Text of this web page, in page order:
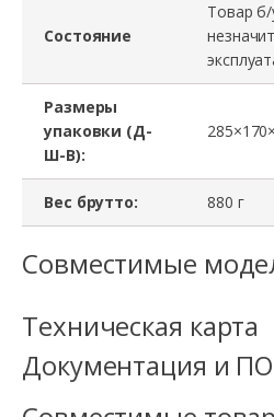
Состояние
Товар
Размеры
упаковки (Д-
Ш-В):
Вес брутто: 880 г
Совместимые
Техническая карта
Документация и ПО